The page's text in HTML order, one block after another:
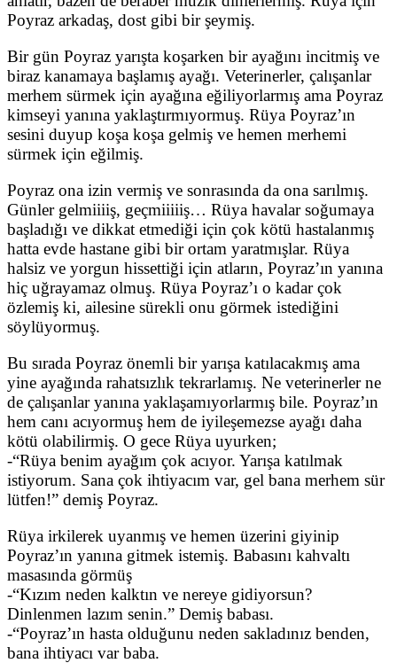
Poyraz arkadaş, dost gibi bir şeymiş.
Bir gün Poyraz yarışta koşarken bir ayağını incitmiş ve
biraz kanamaya başlamış ayağı. Veterinerler, çalışanlar
merhem sürmek için ayağına eğiliyorlarmış ama Poyraz
kimseyi yanına yaklaştırmıyormuş. Rüya Poyraz’ın
sesini duyup koşa koşa gelmiş ve hemen merhemi
sürmek için eğilmiş.
Poyraz ona izin vermiş ve sonrasında da ona sarılmış.
Günler gelmiiiiş, geçmiiiiiş… Rüya havalar soğumaya
başladığı ve dikkat etmediği için çok kötü hastalanmış
hatta evde hastane gibi bir ortam yaratmışlar. Rüya
halsiz ve yorgun hissettiği için atların, Poyraz’ın yanına
hiç uğrayamaz olmuş. Rüya Poyraz’ı o kadar çok
özlemiş ki, ailesine sürekli onu görmek istediğini
söylüyormuş.
Bu sırada Poyraz önemli bir yarışa katılacakmış ama
yine ayağında rahatsızlık tekrarlamış. Ne veterinerler ne
de çalışanlar yanına yaklaşamıyorlarmış bile. Poyraz’ın
hem canı acıyormuş hem de iyileşemezse ayağı daha
kötü olabilirmiş. O gece Rüya uyurken;
-“Rüya benim ayağım çok acıyor. Yarışa katılmak
istiyorum. Sana çok ihtiyacım var, gel bana merhem sür
lütfen!” demiş Poyraz.
Rüya irkilerek uyanmış ve hemen üzerini giyinip
Poyraz’ın yanına gitmek istemiş. Babasını kahvaltı
masasında görmüş
-“Kızım neden kalktın ve nereye gidiyorsun?
Dinlenmen lazım senin.” Demiş babası.
-“Poyraz’ın hasta olduğunu neden sakladınız benden,
bana ihtiyacı var baba.